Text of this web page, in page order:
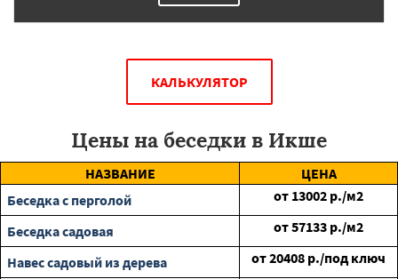
КАЛЬКУЛЯТОР
Цены на беседки в Икше
НАЗВАНИЕ
ЦЕНА
Беседка с перголой
от 13002 р./м2
Беседка садовая
от57133 р./м2
Навес садовый из дерева
от20408 р./под ключ